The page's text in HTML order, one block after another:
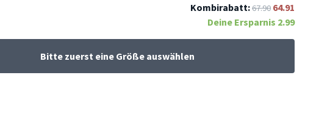
Kombirabatt:67.90 64.91
Deine Ersparnis 2.99
Bitte zuerst eine Größe auswählen